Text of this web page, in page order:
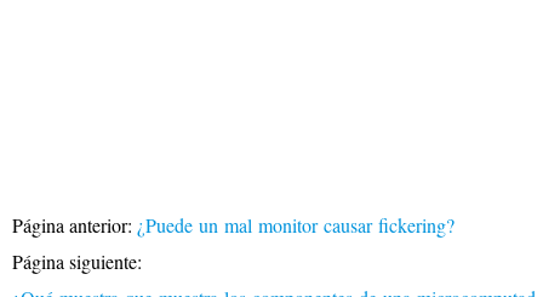
Página anterior: ¿Puede un mal monitor causar fickering?
Página siguiente: